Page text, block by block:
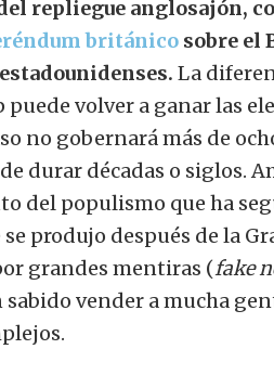
repliegue anglosajón,
británico sobre el
La
volver a ganar las
no gobernará más de
durar décadas o siglos.
del populismo que ha
produjo después de la
grandes mentiras (fake
vender a mucha